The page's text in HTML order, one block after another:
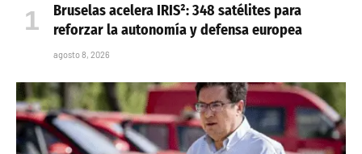
Bruselas acelera IRIS²: 348 satélites para
reforzar la autonomía y defensa europea
agosto 8, 2026